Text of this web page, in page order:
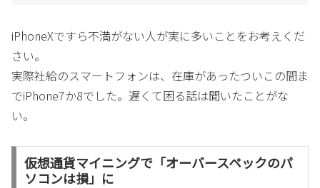
iPhoneXですら不満がない人が実に多いことをお考えくだ
さい。
実際社給のスマートフォンは、在庫があったついこの間ま
でiPhone7か8でした。遅くて困る話は聞いたことがな
い。
仮想通貨マイニングで「オーバースペックのパ
ソコンは損」に